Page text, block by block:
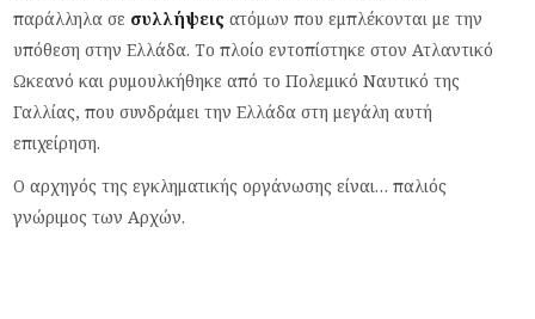
παράλληλα σε συλλήψεις ατόμων που εμπλέκονται με την
υπόθεση στην Ελλάδα. Το πλοίο εντοπίστηκε στον Ατλαντικό
Ωκεανό και ρυμουλκήθηκε από το Πολεμικό Ναυτικό της
Γαλλίας, που συνδράμει την Ελλάδα στη μεγάλη αυτή
επιχείρηση.
Ο αρχηγός της εγκληματικής οργάνωσης είναι… παλιός
γνώριμος των Αρχών.